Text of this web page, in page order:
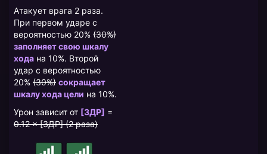
Атакует врага 2 раза.
При первом ударе с
вероятностью 20% (30%)
заполняет свою шкалу
хода на 10%. Второй
удар с вероятностью
20% (30%) сокращает
шкалу хода цели на 10%.
Урон зависит от [ЗДР] =
0.12 × [ЗДР] (2 раза)